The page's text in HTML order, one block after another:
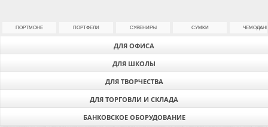
ДЛЯ ОФИСА
ДЛЯ ШКОЛЫ
ДЛЯ ТВОРЧЕСТВА
ДЛЯ ТОРГОВЛИ И СКЛАДА
БАНКОВСКОЕ ОБОРУДОВАНИЕ
ПОРТМОНЕ ПОРТФЕЛИ СУВЕНИРЫ СУМКИ